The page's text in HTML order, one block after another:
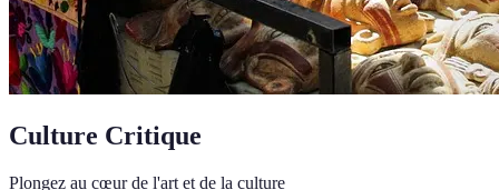
Culture Critique
Plongez au cœur de l'art et de la culture